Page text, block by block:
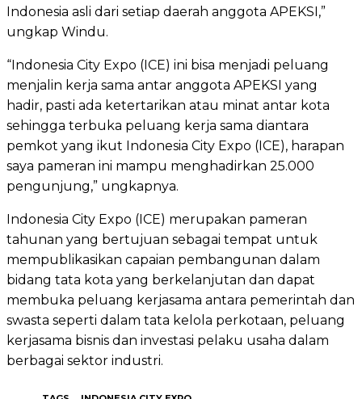
Indonesia asli dari setiap daerah anggota APEKSI,”
ungkap Windu.
“Indonesia City Expo (ICE) ini bisa menjadi peluang
menjalin kerja sama antar anggota APEKSI yang
hadir, pasti ada ketertarikan atau minat antar kota
sehingga terbuka peluang kerja sama diantara
pemkot yang ikut Indonesia City Expo (ICE), harapan
saya pameran ini mampu menghadirkan 25.000
pengunjung,” ungkapnya.
Indonesia City Expo (ICE) merupakan pameran
tahunan yang bertujuan sebagai tempat untuk
mempublikasikan capaian pembangunan dalam
bidang tata kota yang berkelanjutan dan dapat
membuka peluang kerjasama antara pemerintah dan
swasta seperti dalam tata kelola perkotaan, peluang
kerjasama bisnis dan investasi pelaku usaha dalam
berbagai sektor industri.